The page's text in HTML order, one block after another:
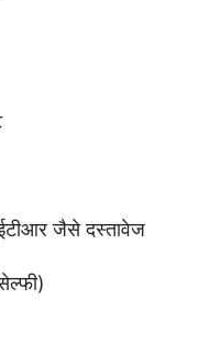
जैसे दस्तावेज